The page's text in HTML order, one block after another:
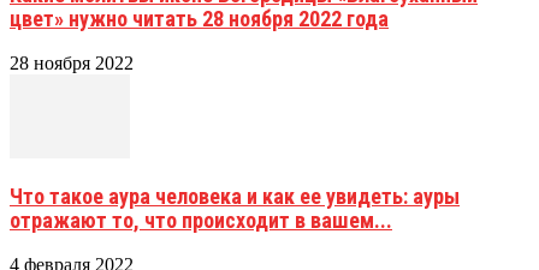
цвет» нужно читать 28 ноября 2022 года
28 ноября 2022
Что такое аура человека и как ее увидеть: ауры
отражают то, что происходит в вашем...
4 февраля 2022